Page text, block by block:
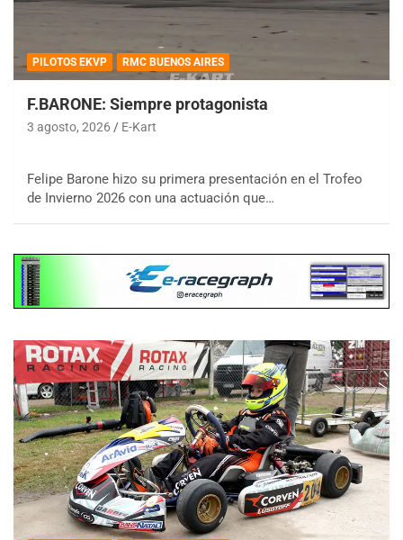
PILOTOS EKVP RMC BUENOS AIRES
F.BARONE: Siempre protagonista
3 agosto, 2026 E-Kart
Felipe Barone hizo su primera presentación en el Trofeo
de Invierno 2026 con una actuación que…